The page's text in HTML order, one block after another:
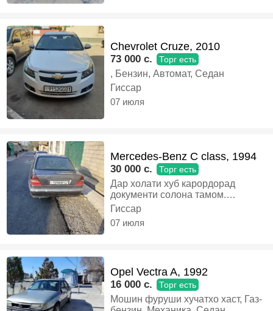
Chevrolet Cruze, 2010
73 000 c. Торг есть
, Бензин, Автомат, Седан
Гиссар
07 июля
Mercedes-Benz C class, 1994
30 000 c. Торг есть
Дар холати хуб карордорад
документи солона тамом.
Шудагия утлизатсия Дора
Минусуш наружка полности
краска кадан даркор вариантои
Гиссар
07 июля
Opel Vectra A, 1992
16 000 c. Торг есть
Мошин фуруши хучатхо хаст, Газ-